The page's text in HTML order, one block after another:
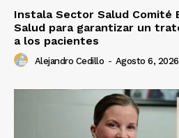
Instala Sector Salud Comité
Salud para garantizar un
a los pacientes
Alejandro Cedillo - Agosto 6, 2026